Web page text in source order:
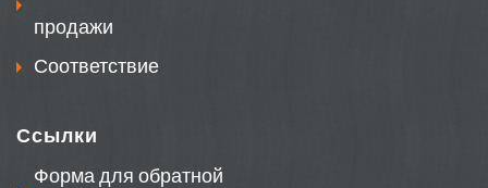
продажи
Соответствие
Ссылки
Форма для обратной